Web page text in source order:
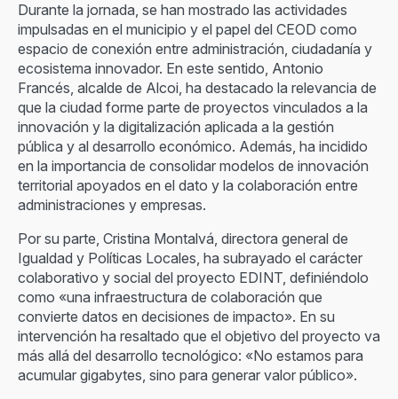
Durante la jornada, se han mostrado las actividades
impulsadas en el municipio y el papel del CEOD como
espacio de conexión entre administración, ciudadanía y
ecosistema innovador. En este sentido, Antonio
Francés, alcalde de Alcoi, ha destacado la relevancia de
que la ciudad forme parte de proyectos vinculados a la
innovación y la digitalización aplicada a la gestión
pública y al desarrollo económico. Además, ha incidido
en la importancia de consolidar modelos de innovación
territorial apoyados en el dato y la colaboración entre
administraciones y empresas.
Por su parte, Cristina Montalvá, directora general de
Igualdad y Políticas Locales, ha subrayado el carácter
colaborativo y social del proyecto EDINT, definiéndolo
como «una infraestructura de colaboración que
convierte datos en decisiones de impacto». En su
intervención ha resaltado que el objetivo del proyecto va
más allá del desarrollo tecnológico: «No estamos para
acumular gigabytes, sino para generar valor público».